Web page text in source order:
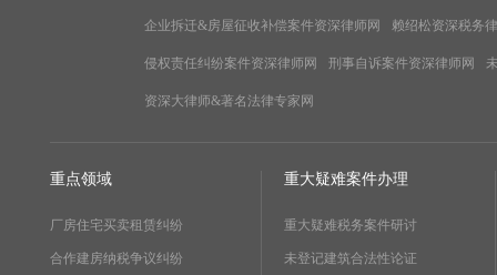
企业拆迁&房屋征收补偿案件资深律师网 赖绍松资深税务
侵权责任纠纷案件资深律师网 刑事自诉案件资深律师网
资深大律师&著名法律专家网
重点领域
厂房住宅买卖租赁纠纷
合作建房纳税争议纠纷
重大疑难案件办理
重大疑难税务案件研讨
未登记建筑合法性论证